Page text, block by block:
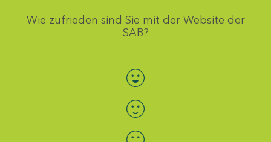
Wie zufrieden sind Sie mit der Website der
SAB?
Bewertung auswählen